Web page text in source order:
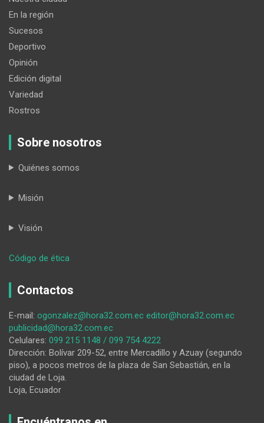
En la región
Sucesos
Deportivo
Opinión
Edición digital
Variedad
Rostros
Sobre nosotros
Quiénes somos
Misión
Visión
Código de ética
de
ya
impone
sanciones
por
el
las
Contactos
E-mail: ogonzalez@hora32.com.ec editor@hora32.com.ec
publicidad@hora32.com.ec
Celulares: 099 215 1148 / 099 754 4222
Dirección: Bolívar 209-52, entre Mercadillo y Azuay (segundo
piso), a pocos metros de la plaza de San Sebastián, en la
ciudad de Loja.
Loja, Ecuador